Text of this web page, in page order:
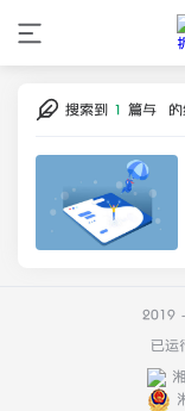
搜索到 1 篇与
2019
已运